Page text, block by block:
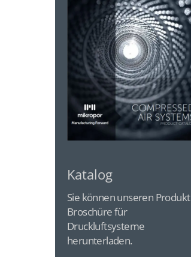
Katalog
Sie können unseren Produkt
Broschüre für
Druckluftsysteme
herunterladen.